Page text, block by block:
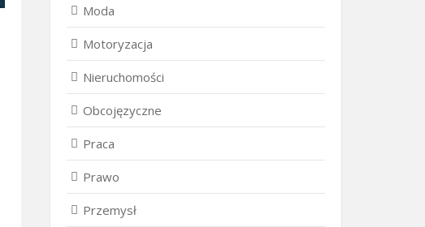
Moda
Motoryzacja
Nieruchomości
Obcojęzyczne
Praca
Prawo
Przemysł